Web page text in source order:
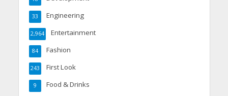
Engineering
33
Entertainment
2,964
Fashion
84
First Look
243
Food & Drinks
9